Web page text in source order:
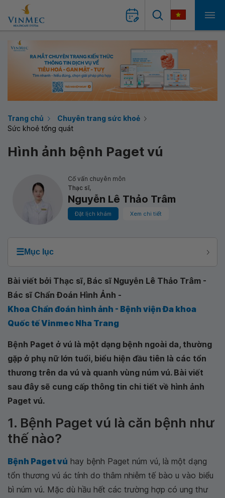
Trang chủ
Chuyên trang sức khoẻ
Sức khoẻ tổng quát
Hình ảnh bệnh Paget vú
Cố vấn chuyên môn
Thạc sĩ,
Nguyễn Lê Thảo Trâm
Đặt lịch khám Xem chi tiết
☰Mục lục
Bài viết bởi Thạc sĩ, Bác sĩ Nguyễn Lê Thảo Trâm -
Bác sĩ Chẩn Đoán Hình Ảnh -
Khoa Chẩn đoán hình ảnh - Bệnh viện Đa khoa
Quốc tế Vinmec Nha Trang
Bệnh Paget ở vú là một dạng bệnh ngoài da, thường
gặp ở phụ nữ lớn tuổi, biểu hiện đầu tiên là các tổn
thương trên da vú và quanh vùng núm vú. Bài viết
sau đây sẽ cung cấp thông tin chi tiết về hình ảnh
Paget vú.
1. Bệnh Paget vú là căn bệnh như
thế nào?
Bệnh Paget vú hay bệnh Paget núm vú, là một dạng
tổn thương vú ác tính do thâm nhiễm tế bào u vào biểu
bì núm vú. Mặc dù hầu hết các trường hợp có ung thư